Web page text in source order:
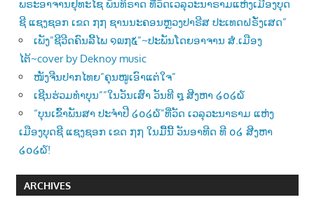
ພຣະອາຈານຢຸທະໄຊ ພັນທິຣາດ ທີ່ວັດເວລຸວະນາຣາມແຫ່ງເມືອງບຸດ
ຊີ ແຊງຊອກ ເຂດ ໗໗ ຊານນະຄອນຫຼວງປາຣີສ ປະເທດຝຣັ່ງເສດ”
ເພັງ”ຊີວີດຄົນລີ້ໄພ ໑໙໗໕”~ປະພັນໂດຍອາຈານ ສໍ.ເມືອງ
ໄຕ້~cover by Deknoy music
ໜັງຈີນປາກໄທຍ”ຄຸນໜູເອົາແຕ່ໃຈ”
ເຊີນຮ່ວມທຳບຸນ””ໃນວັນເສົາ ວັນທີ ໘ ສີງຫາ ໒໐໒໖
“ບຸນເຂົ້າພັນສາ ປະຈຳປີ ໒໐໒໖”ທີ່ວັດ ເວລຸວະນາຣາມ ແຫ່ງ
ເມືອງບຸດຊີ ແຊງຊອກ ເຂດ ໗໗ ໃນມື້ນີ້ ວັນອາທີດ ທີ ໐໒ ສີງຫາ
໒໐໒໖!
ARCHIVES